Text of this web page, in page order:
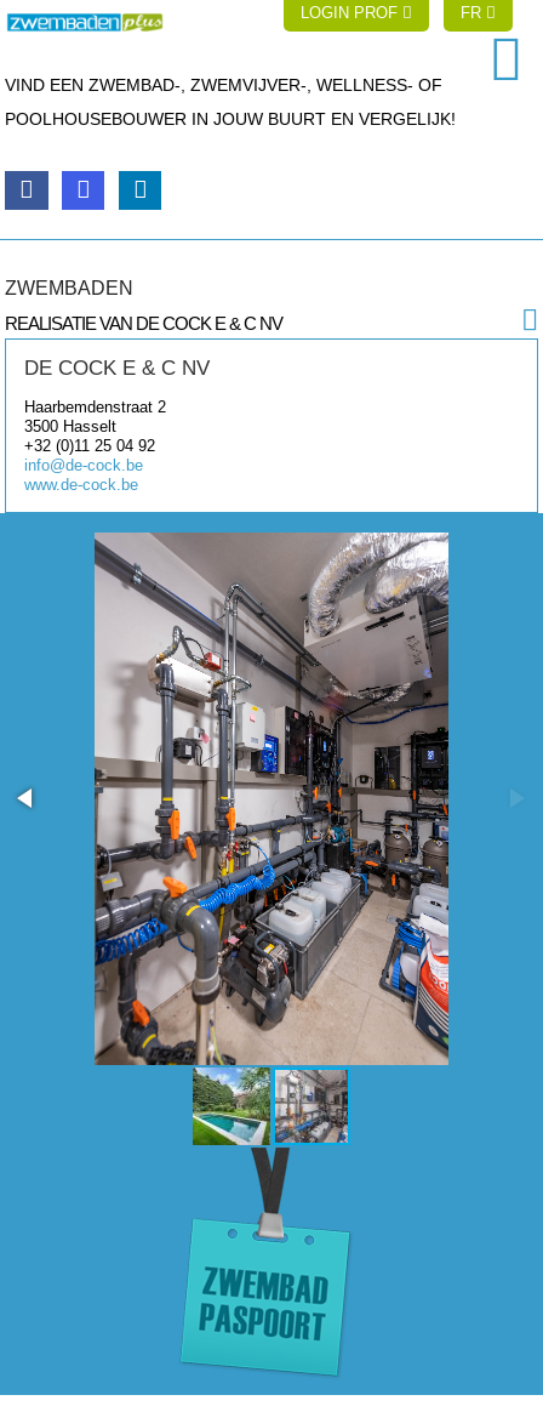
LOGIN PROF FR
VIND EEN ZWEMBAD-, ZWEMVIJVER-, WELLNESS- OF
POOLHOUSEBOUWER IN JOUW BUURT EN VERGELIJK!
ZWEMBADEN
REALISATIE VAN DE COCK E & C NV
DE COCK E & C NV
Haarbemdenstraat 2
3500 Hasselt
+32 (0)11 25 04 92
info@de-cock.be
www.de-cock.be